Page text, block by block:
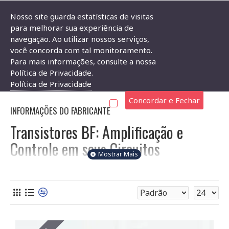
Componentes Eletrônicos Transistor
TRANSÍSTOR BF
INFORMAÇÕES DO FABRICANTE
Transistores BF: Amplificação e
Controle em seus Circuitos
você encontra uma variedade de transistores de junção
bipolar (BJT), especificamente os tipos BF, ideais para diversas
aplicações eletrônicas. Compreenda as características
Nosso site guarda estatísticas de visitas
para melhorar sua experiência de
navegação. Ao utilizar nossos serviços,
você concorda com tal monitoramento.
Para mais informações, consulte a nossa
Política de Privacidade.
Política de Privacidade
Concordar e Fechar